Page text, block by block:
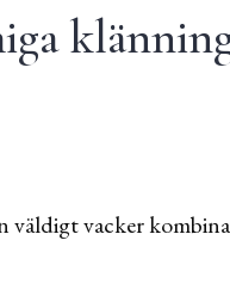
väldigt vacker